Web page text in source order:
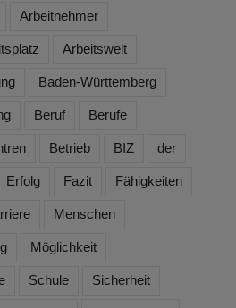
Arbeitnehmer
Arbeitswelt
Baden-Württemberg
Beruf Berufe
Betrieb BIZ der
Erfolg Fazit Fähigkeiten
Menschen
Möglichkeit
Schule Sicherheit